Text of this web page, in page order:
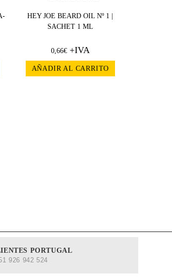
HEY JOE BEARD OIL Nº 1 |
SACHET 1 ML
0,66€+IVA
AÑADIR AL CARRITO
PORTUGAL
926 942 524